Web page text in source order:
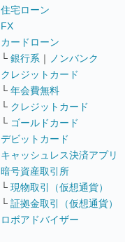
住宅ローン
FX
カードローン
└ 銀行系 ｜
ノンバンク
クレジットカード
└ 年会費無料
└ クレジットカード
└ ゴールドカード
デビットカード
キャッシュレス決済アプリ
暗号資産取引所
└ 現物取引（仮想通貨）
└ 証拠金取引（仮想通貨）
ロボアドバイザー